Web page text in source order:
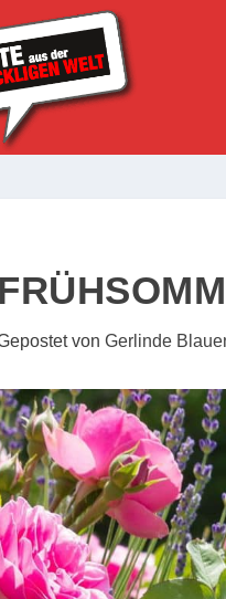
vonGerlinde